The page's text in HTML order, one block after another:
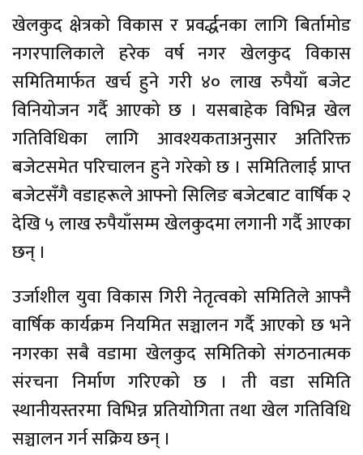
खेलकुद क्षेत्रको विकास र प्रवर्द्धनका लागि बिर्तामोड
नगरपालिकाले हरेक वर्ष नगर खेलकुद विकास
समितिमार्फत खर्च हुने गरी ४० लाख रुपैयाँ बजेट
विनियोजन गर्दै आएको छ । यसबाहेक विभिन्न खेल
गतिविधिका लागि आवश्यकताअनुसार अतिरिक्त
बजेटसमेत परिचालन हुने गरेको छ । समितिलाई प्राप्त
बजेटसँगै वडाहरूले आफ्नो सिलिङ बजेटबाट वार्षिक २
देखि ५ लाख रुपैयाँसम्म खेलकुदमा लगानी गर्दै आएका
छन् ।
उर्जाशील युवा विकास गिरी नेतृत्वको समितिले आफ्नै
वार्षिक कार्यक्रम नियमित सञ्चालन गर्दै आएको छ भने
नगरका सबै वडामा खेलकुद समितिको संगठनात्मक
संरचना निर्माण गरिएको छ । ती वडा समिति
स्थानीयस्तरमा विभिन्न प्रतियोगिता तथा खेल गतिविधि
सञ्चालन गर्न सक्रिय छन् ।